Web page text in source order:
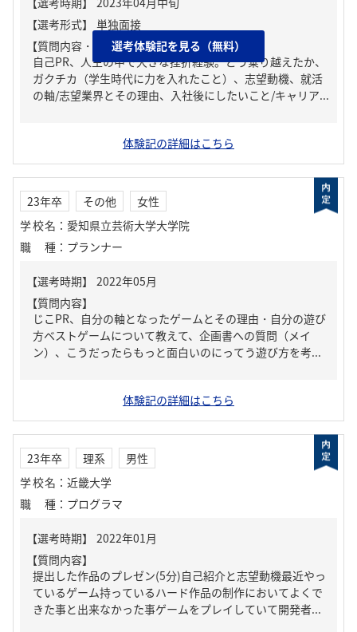
【質問内容・課題】
自己PR、人生の中で大きな挫折経験。どう乗り越えたか、
ガクチカ（学生時代に力を入れたこと）、志望動機、就活
の軸/志望業界とその理由、入社後にしたいこと/キャリア...
選考体験記を見る（無料）
体験記の詳細はこちら
23年卒 その他
女性
学校名 ： 愛知県立芸術大学大学院
職種 ： プランナー
【質問内容】
じこPR、自分の軸となったゲームとその理由・自分の遊び
方ベストゲームについて教えて、企画書への質問（メイ
ン）、こうだったらもっと面白いのにってう遊び方を考...
体験記の詳細はこちら
23年卒 理系
男性
学校名 ： 近畿大学
職種 ： プログラマ
【質問内容】
提出した作品のプレゼン(5分)自己紹介と志望動機最近やっ
ているゲーム持っているハード作品の制作においてよくで
きた事と出来なかった事ゲームをプレイしていて開発者...